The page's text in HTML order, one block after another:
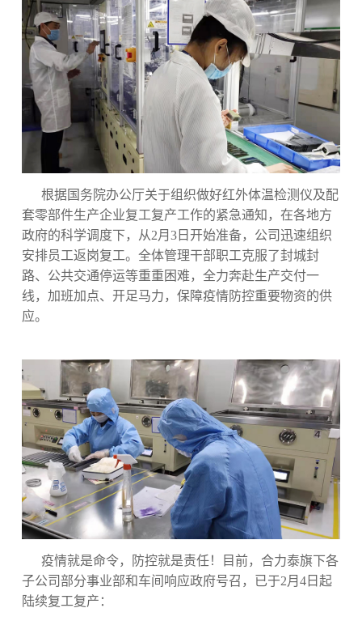
根据国务院办公厅关于组织做好红外体温检测仪及配
套零部件生产企业复工复产工作的紧急通知，在各地方
政府的科学调度下，从2月3日开始准备，公司迅速组织
安排员工返岗复工。全体管理干部职工克服了封城封
路、公共交通停运等重重困难，全力奔赴生产交付一
线，加班加点、开足马力，保障疫情防控重要物资的供
应。
疫情就是命令，防控就是责任！目前，合力泰旗下各
子公司部分事业部和车间响应政府号召，已于2月4日起
陆续复工复产：